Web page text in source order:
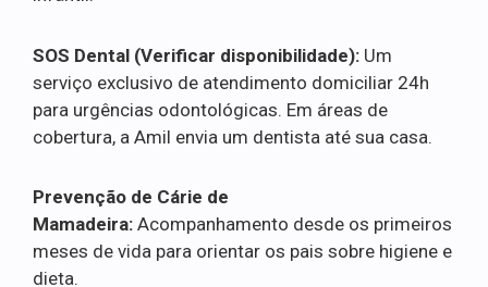
SOS Dental (Verificar disponibilidade): Um
serviço exclusivo de atendimento domiciliar 24h
para urgências odontológicas. Em áreas de
cobertura, a Amil envia um dentista até sua casa.
Prevenção de Cárie de
Mamadeira: Acompanhamento desde os primeiros
meses de vida para orientar os pais sobre higiene e
dieta.